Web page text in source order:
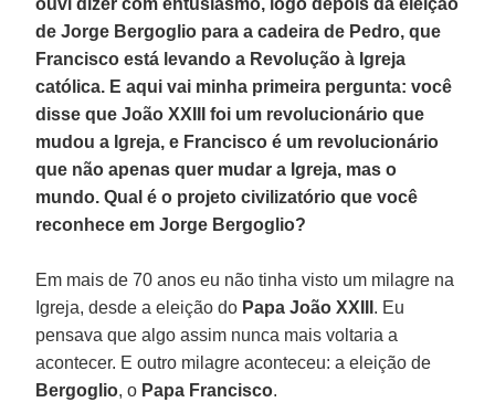
de Jorge Bergoglio para a cadeira de Pedro, que
Francisco está levando a Revolução à Igreja
católica. E aqui vai minha primeira pergunta: você
disse que João XXIII foi um revolucionário que
mudou a Igreja, e Francisco é um revolucionário
que não apenas quer mudar a Igreja, mas o
mundo. Qual é o projeto civilizatório que você
reconhece em Jorge Bergoglio?
Em mais de 70 anos eu não tinha visto um milagre na
Igreja, desde a eleição do Papa João XXIII . Eu
pensava que algo assim nunca mais voltaria a
acontecer. E outro milagre aconteceu: a eleição de
Bergoglio, o Papa Francisco.